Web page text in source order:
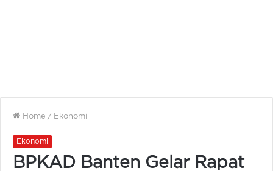
Home / Ekonomi
Ekonomi
BPKAD Banten Gelar Rapat